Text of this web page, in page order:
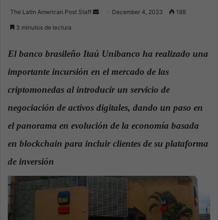
The Latin American Post Staff
n
m
a
l
December 4, 2023 188
3 minutos de lectura
El banco brasileño Itaú Unibanco ha realizado una
importante incursión en el mercado de las
criptomonedas al introducir un servicio de
negociación de activos digitales, dando un paso en
el panorama en evolución de la economía basada
en blockchain para incluir clientes de su plataforma
de inversión